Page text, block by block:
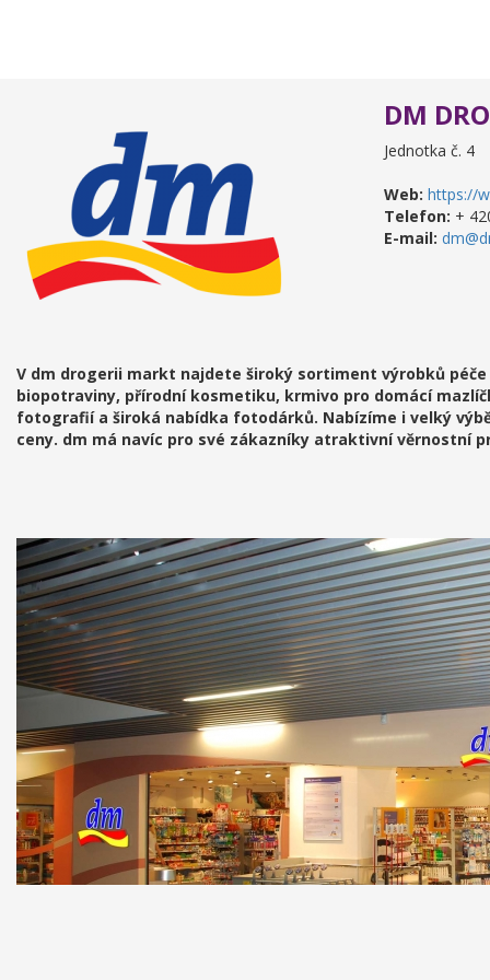
DM
Jednotka č. 4
Web: https://
Telefon: +
E-mail:
V dm drogerii markt najdete široký sortiment výrobků
biopotraviny, přírodní kosmetiku, krmivo pro domácí
fotografií a široká nabídka fotodárků. Nabízíme i velký
ceny. dm má navíc pro své zákazníky atraktivní věrnostní